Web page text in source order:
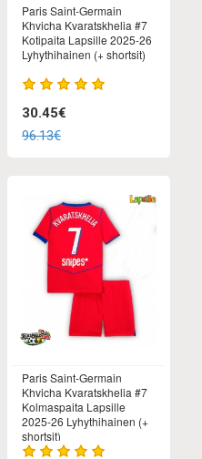
Paris Saint-Germain
Khvicha Kvaratskhelia #7
Kotipaita Lapsille 2025-26
Lyhythihainen (+ shortsit)
30.45€
96.13€
Paris Saint-Germain
Khvicha Kvaratskhelia #7
Kolmaspaita Lapsille
2025-26 Lyhythihainen (+
shortsit)